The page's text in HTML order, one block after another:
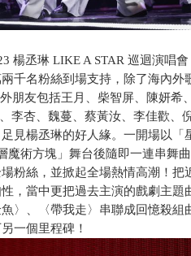
楊丞琳 LIKE A STAR 巡迴演唱
千名粉絲到場支持，除了海內外
朋友包括王月、柴智屏、陳妍希
李杏、魏蔓、蔡黃汝、李佳歡、
見楊丞琳的好人緣。一開場以「
魔術方塊」舞台後隨即一連串舞
粉絲，並掀起全場熱情高潮！把
，當中更把過去主演的戲劇主題
〉、〈帶我走〉串聯成回憶殺組
一個里程碑！